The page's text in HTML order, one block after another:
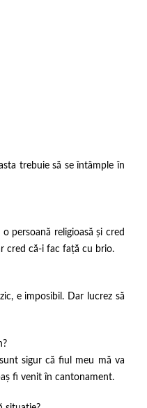
trebuie să se întâmple în
persoană religioasă și cred
cred că-i fac față cu brio.
e imposibil. Dar lucrez să
sigur că fiul meu mă va
fi venit în cantonament.